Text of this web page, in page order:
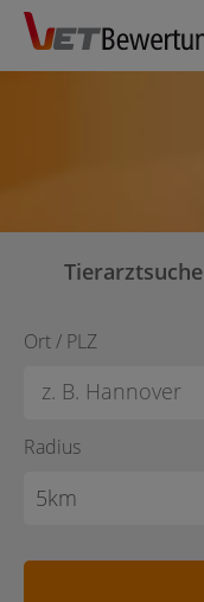
Skip
content
Tierarztsuche
Ort / PLZ
Radius